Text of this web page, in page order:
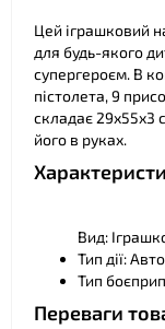
Цей іграшковий
для будь-якого
супергероєм. В
пістолета, 9
складає 29х55х3
його в руках.
Вид:
Тип дії:
Тип
Переваги